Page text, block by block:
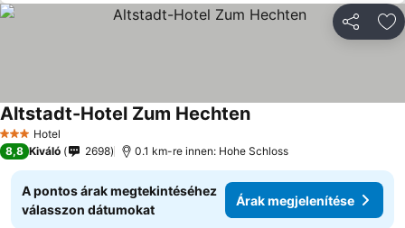
3 Kategória
Hotel
Altstadt-Hotel Zum Hechten
8,8 Kiváló 2698 0.1 km-re innen: Hohe Schloss
A pontos árak megtekintéséhez
válasszon dátumokat
Árak megjelenítése